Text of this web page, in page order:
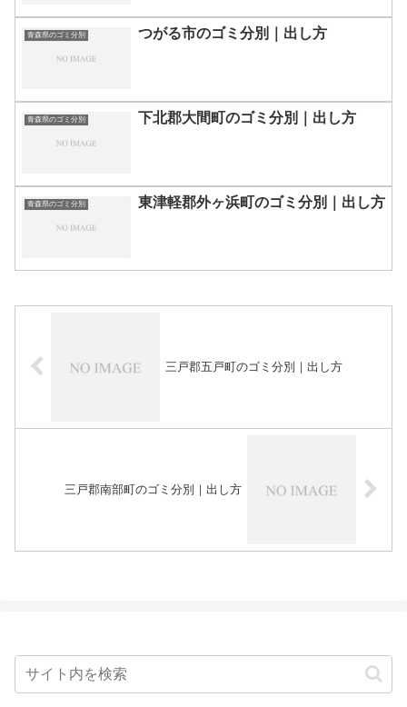
青森県のゴミ分別 つがる市のゴミ分別｜出し方
青森県のゴミ分別 下北郡大間町のゴミ分別｜出し方
青森県のゴミ分別 東津軽郡外ヶ浜町のゴミ分別｜出し方
三戸郡五戸町のゴミ分別｜出し方
三戸郡南部町のゴミ分別｜出し方